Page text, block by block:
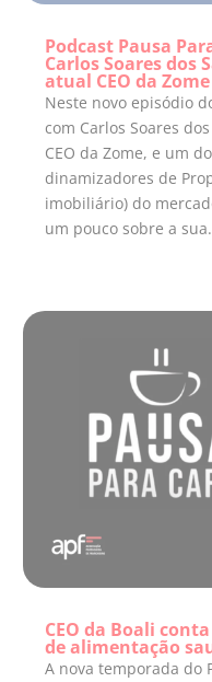
Podcast Pausa
Carlos Soares dos
atual CEO da Zome
Neste novo episódio
com Carlos Soares
CEO da Zome, e um
dinamizadores de
imobiliário) do
um pouco sobre a
CEO da Boali
de alimentação
A nova temporada do